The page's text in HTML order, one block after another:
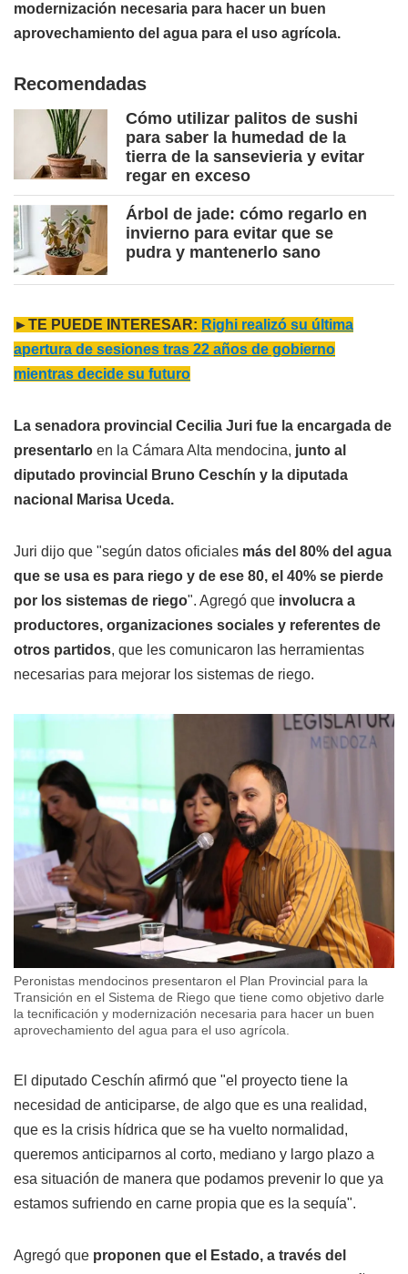
modernización necesaria para hacer un buen
aprovechamiento del agua para el uso agrícola.
Recomendadas
Cómo utilizar palitos de sushi
para saber la humedad de la
tierra de la sansevieria y evitar
regar en exceso
Árbol de jade: cómo regarlo en
invierno para evitar que se
pudra y mantenerlo sano
►TE PUEDE INTERESAR: Righi realizó su última
apertura de sesiones tras 22 años de gobierno
mientras decide su futuro
La senadora provincial Cecilia Juri fue la encargada de
presentarlo en la Cámara Alta mendocina, junto al
diputado provincial Bruno Ceschín y la diputada
nacional Marisa Uceda.
Juri dijo que "según datos oficiales más del 80% del agua
que se usa es para riego y de ese 80, el 40% se pierde
por los sistemas de riego". Agregó que involucra a
productores, organizaciones sociales y referentes de
otros partidos, que les comunicaron las herramientas
necesarias para mejorar los sistemas de riego.
Peronistas mendocinos presentaron el Plan Provincial para la
Transición en el Sistema de Riego que tiene como objetivo darle
la tecnificación y modernización necesaria para hacer un buen
aprovechamiento del agua para el uso agrícola.
El diputado Ceschín afirmó que "el proyecto tiene la
necesidad de anticiparse, de algo que es una realidad,
que es la crisis hídrica que se ha vuelto normalidad,
queremos anticiparnos al corto, mediano y largo plazo a
esa situación de manera que podamos prevenir lo que ya
estamos sufriendo en carne propia que es la sequía".
Agregó que proponen que el Estado, a través del